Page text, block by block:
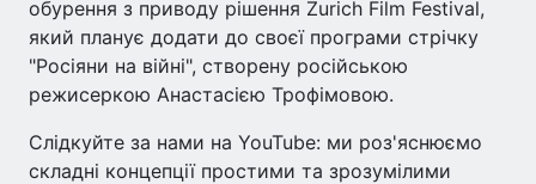
обурення з приводу рішення Zurich Film Festival,
який планує додати до своєї програми стрічку
"Росіяни на війні", створену російською
режисеркою Анастасією Трофімовою.
Слідкуйте за нами на YouTube: ми роз'яснюємо
складні концепції простими та зрозумілими